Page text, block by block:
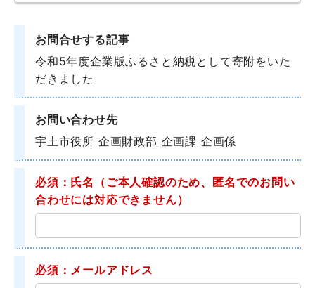
お問合せする記事
令和5年度企業版ふるさと納税として寄附をいた
だきました
お問い合わせ先
宇土市役所 企画財政部 企画課 企画係
必須：氏名
（ご本人確認のため、匿名でのお問い
合わせには対応できません）
必須：メールアドレス